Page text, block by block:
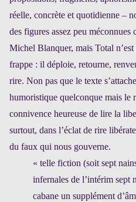
réelle, concrète et quotidienne –
des figures assez peu
Michel Blanquer, mais Total n’est
frappe : il déploie, retourne,
rire. Non pas que le texte
humoristique quelconque mais le
connivence heureuse de lire la
surtout, dans l’éclat de rire
du faux qui nous gouverne.
« telle fiction (soit sept
infernales de l’intérim sept
cabane un supplément